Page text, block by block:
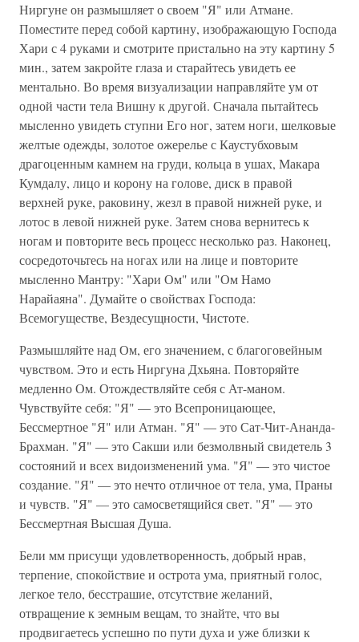
Ниргуне он размышляет о своем "Я" или Атмане.
Поместите перед собой картину, изображающую Господа
Хари с 4 руками и смотрите пристально на эту картину 5
мин., затем закройте глаза и старайтесь увидеть ее
ментально. Во время визуализации направляйте ум от
одной части тела Вишну к другой. Сначала пытайтесь
мысленно увидеть ступни Его ног, затем ноги, шелковые
желтые одежды, золотое ожерелье с Каустубховым
драгоценным камнем на груди, кольца в ушах, Макара
Кумдалу, лицо и корону на голове, диск в правой
верхней руке, раковину, жезл в правой нижней руке, и
лотос в левой нижней руке. Затем снова вернитесь к
ногам и повторите весь процесс несколько раз. Наконец,
сосредоточьтесь на ногах или на лице и повторите
мысленно Мантру: "Хари Ом" или "Ом Намо
Нарайаяна". Думайте о свойствах Господа:
Всемогуществе, Вездесущности, Чистоте.
Размышляйте над Ом, его значением, с благоговейным
чувством. Это и есть Ниргуна Дхьяна. Повторяйте
медленно Ом. Отождествляйте себя с Ат-маном.
Чувствуйте себя: "Я" — это Всепроницающее,
Бессмертное "Я" или Атман. "Я" — это Сат-Чит-Ананда-
Брахман. "Я" — это Сакши или безмолвный свидетель 3
состояний и всех видоизменений ума. "Я" — это чистое
создание. "Я" — это нечто отличное от тела, ума, Праны
и чувств. "Я" — это самосветящийся свет. "Я" — это
Бессмертная Высшая Душа.
Бели мм присущи удовлетворенность, добрый нрав,
терпение, спокойствие и острота ума, приятный голос,
легкое тело, бесстрашие, отсутствие желаний,
отвращение к земным вещам, то знайте, что вы
продвигаетесь успешно по пути духа и уже близки к